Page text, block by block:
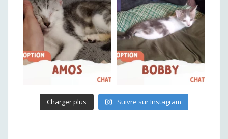
Charger plus Suivre sur Instagram